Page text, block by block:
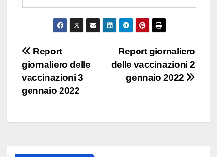
Navigazione
articoli
Report giornaliero
delle vaccinazioni 2
gennaio 2022
Report
giornaliero delle
vaccinazioni 3
gennaio 2022